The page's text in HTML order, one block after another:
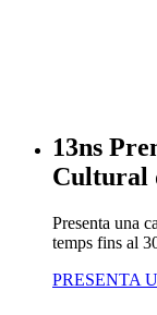
13ns
Cultural
Presenta una
temps fins al
PRESENTA